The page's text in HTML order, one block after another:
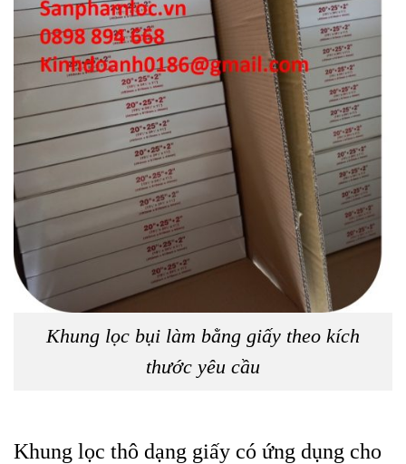
Khung lọc bụi làm bằng giấy theo kích
thước yêu cầu
Khung lọc thô dạng giấy có ứng dụng cho